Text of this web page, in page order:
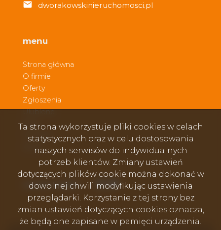
dworakowskinieruchomosci.pl
menu
Strona główna
O firmie
Oferty
Zgłoszenia
Ulubione
Blog
Kontakt
Rodo
social media Facebook
Facebook
Facebook
Ta strona wykorzystuje pliki cookies w celach
statystycznych oraz w celu dostosowania
naszych serwisów do indywidualnych
potrzeb klientów. Zmiany ustawień
dotyczących plików cookie można dokonać w
dowolnej chwili modyfikując ustawienia
przeglądarki. Korzystanie z tej strony bez
zmian ustawień dotyczących cookies oznacza,
że będą one zapisane w pamięci urządzenia.